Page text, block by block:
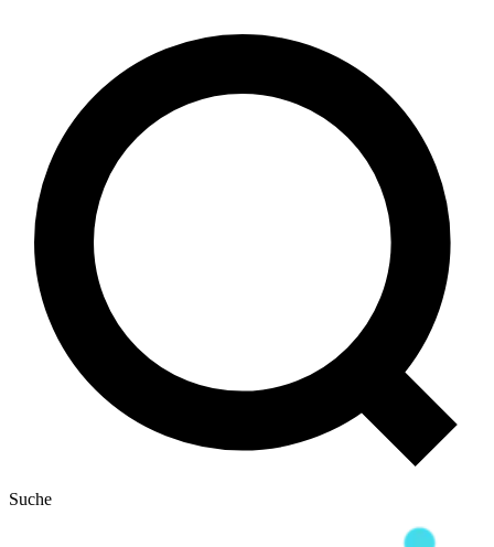
Suche